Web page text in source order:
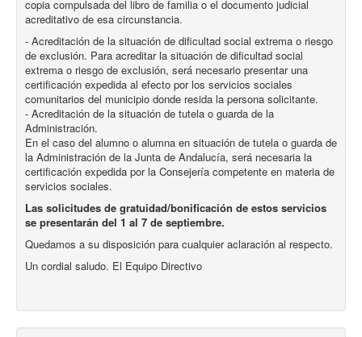
copia compulsada del libro de familia o el documento judicial
acreditativo de esa circunstancia.
- Acreditación de la situación de dificultad social extrema o riesgo
de exclusión. Para acreditar la situación de dificultad social
extrema o riesgo de exclusión, será necesario presentar una
certificación expedida al efecto por los servicios sociales
comunitarios del municipio donde resida la persona solicitante.
- Acreditación de la situación de tutela o guarda de la
Administración.
En el caso del alumno o alumna en situación de tutela o guarda de
la Administración de la Junta de Andalucía, será necesaria la
certificación expedida por la Consejería competente en materia de
servicios sociales.
Las solicitudes de gratuidad/bonificación de estos servicios
se presentarán del 1 al 7 de septiembre.
Quedamos a su disposición para cualquier aclaración al respecto.
Un cordial saludo. El Equipo Directivo